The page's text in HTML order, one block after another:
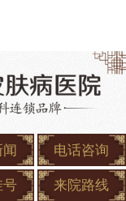
电话咨询
号 来院路线